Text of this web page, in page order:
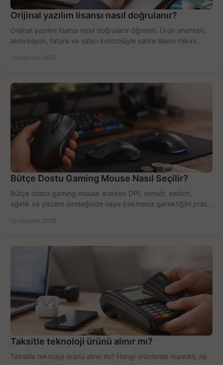
Orijinal yazılım lisansı nasıl doğrulanır?
Orijinal yazılım lisansı nasıl doğrulanır öğrenin. Ürün anahtarı,
aktivasyon, fatura ve satıcı kontrolüyle sahte lisans riskini
14 Haziran 2026
Bütçe Dostu Gaming Mouse Nasıl Seçilir?
Bütçe dostu gaming mouse ararken DPI, sensör, switch,
ağırlık ve yazılım desteğinde neye bakmanız gerektiğini pratik
12 Haziran 2026
Taksitle teknoloji ürünü alınır mı?
Taksitle teknoloji ürünü alınır mı? Hangi ürünlerde mantıklı, ne